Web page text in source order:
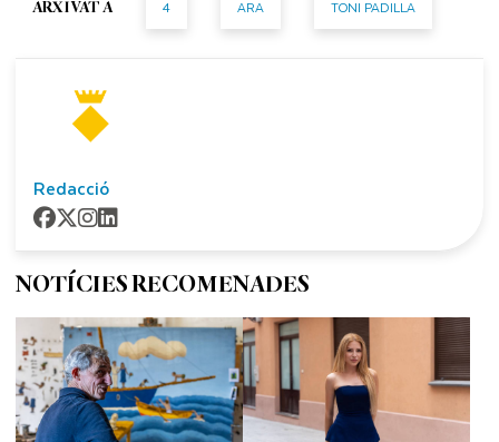
ARXIVAT A 4 ARA TONI PADILLA
Redacció
NOTÍCIES RECOMENADES